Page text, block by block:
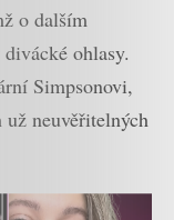
o dalším
ohlasy.
Simpsonovi,
neuvěřitelných